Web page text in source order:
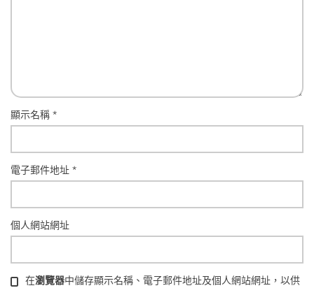
顯示名稱*
電子郵件地址*
個人網站網址
在瀏覽器中儲存顯示名稱、電子郵件地址及個人網站網址，以供